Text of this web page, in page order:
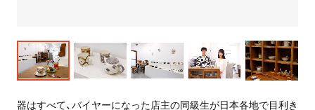
器はすべて、バイヤーになった店主の同級生が日本各地で目利き